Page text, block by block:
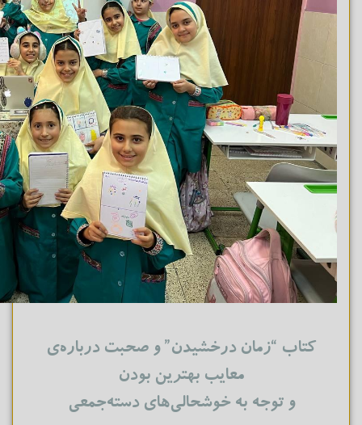
کتاب “زمان درخشیدن” و صحبت درباره‌ی
معایب بهترین بودن
و توجه به خوشحالی‌های دسته‌جمعی